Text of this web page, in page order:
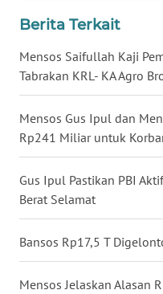
Berita Terkait
Mensos Saifullah Kaji
Tabrakan KRL- KA Agro
Mensos Gus Ipul dan
Rp241 Miliar untuk
Gus Ipul Pastikan PBI
Berat Selamat
Bansos Rp17,5 T
Mensos Jelaskan Alasan
SULBAR
BABEL
SUMBAR
SUMSEL
WN